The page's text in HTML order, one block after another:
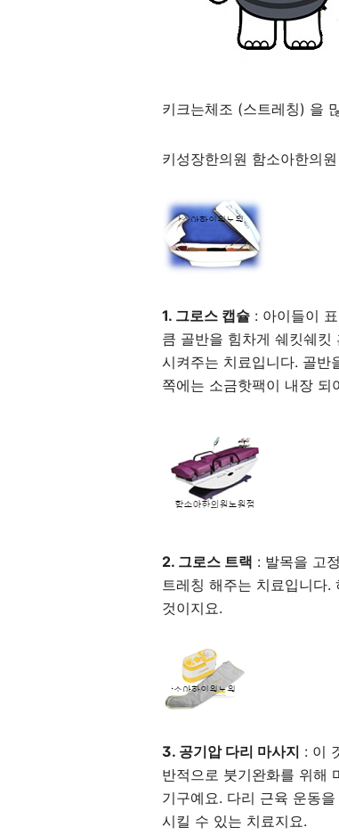
키크는체조 (스트레칭) 을
키성장한의원 함소아한의
1. 그로스 캡슐 : 아이들이
큼 골반을 힘차게 쉐킷쉐
시켜주는 치료입니다. 골반
쪽에는 소금핫팩이 내장
2. 그로스 트랙 : 발목을 고
트레칭 해주는 치료입니다.
것이지요.
3. 공기압 다리 마사지 : 이
반적으로 붓기완화를 위해
기구예요. 다리 근육 운동
시킬 수 있는 치료지요.